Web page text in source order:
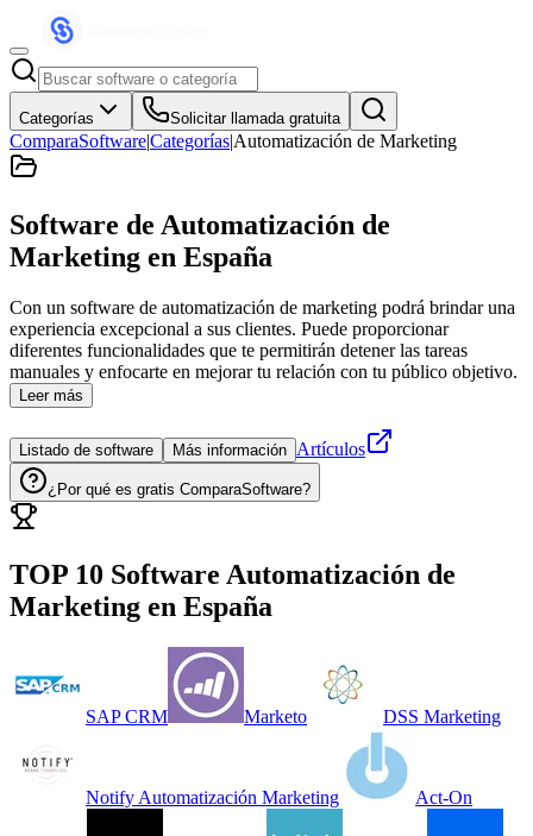
Categorías Solicitar llamada gratuita
ComparaSoftware|Categorías|Automatización de Marketing
Software de Automatización de
Marketing en España
Con un software de automatización de marketing podrá brindar una
experiencia excepcional a sus clientes. Puede proporcionar
diferentes funcionalidades que te permitirán detener las tareas
manuales y enfocarte en mejorar tu relación con tu público objetivo.
Leer más
Listado de software Más información Artículos
¿Por qué es gratis ComparaSoftware?
TOP 10 Software Automatización de
Marketing en España
SAP CRM Marketo DSS Marketing
Notify Automatización Marketing Act-On